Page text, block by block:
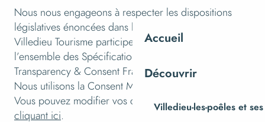
Accueil
Découvrir
Villedieu-les-poêles et
Nous nous engageons à respecter les dispositions
législatives énoncées dans la déclaration CNIL.
Villedieu Tourisme participe et est conforme à
l’ensemble des Spécifications et Politiques du
Transparency & Consent Framework de l’IAB Europe.
Nous utilisons la Consent Management Platform n°92.
Vous pouvez modifier vos choix à tout moment en
cliquant ici.